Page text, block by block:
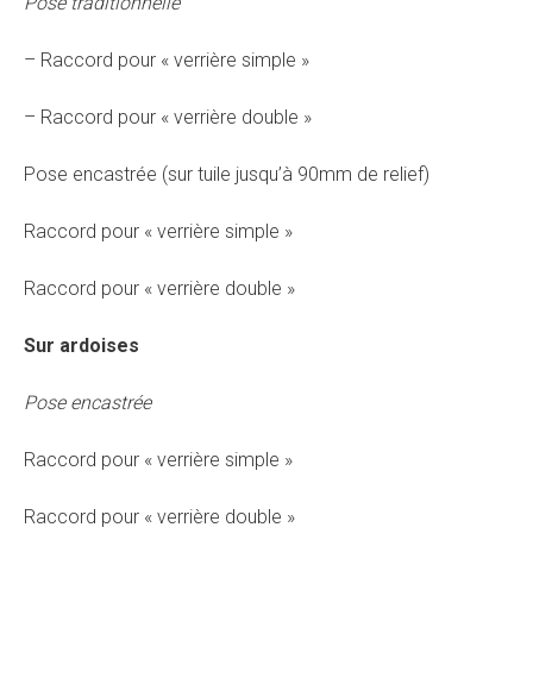
– Raccord pour « verrière simple »
– Raccord pour « verrière double »
Pose encastrée (sur tuile jusqu’à 90mm de relief)
Raccord pour « verrière simple »
Raccord pour « verrière double »
Sur ardoises
Pose encastrée
Raccord pour « verrière simple »
Raccord pour « verrière double »